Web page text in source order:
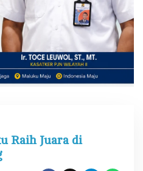
Raih Juara di